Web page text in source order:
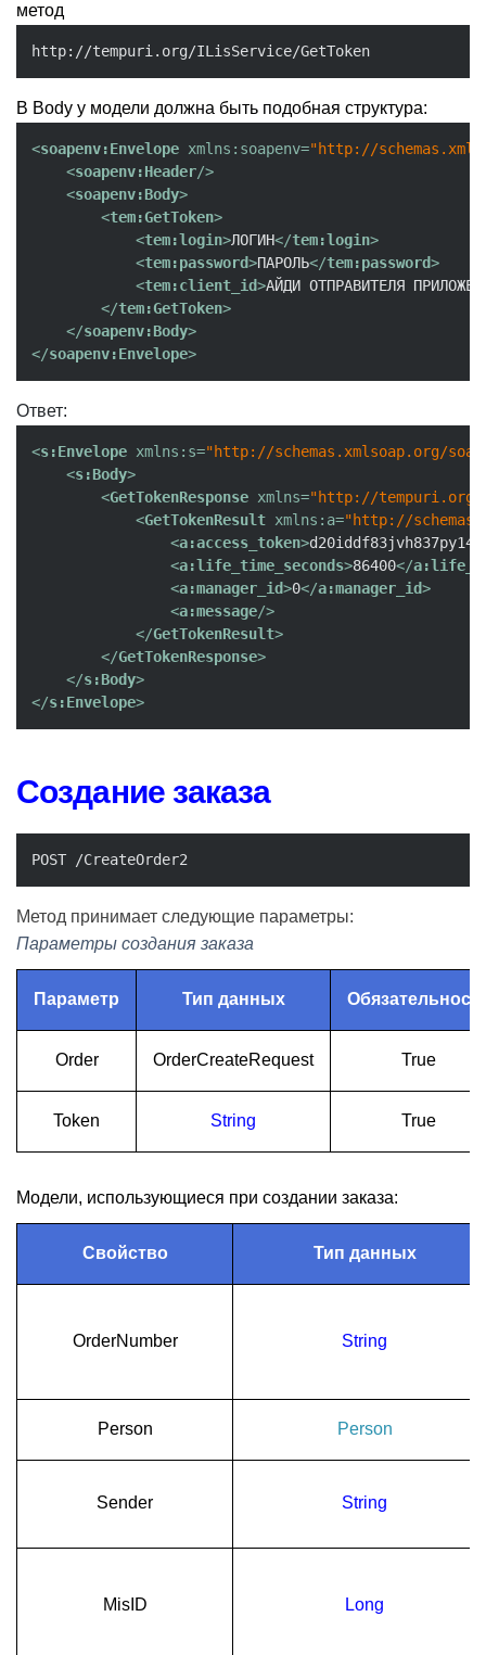
метод
http: //tempuri.org/ILisService/GetToken
В Body у модели должна быть подобная структура:
<soapenv:Envelope xmlns:soapenv="http://
<soapenv:Header/>
<soapenv:Body>
<tem:GetToken>
<tem:login>ЛОГИН</tem:login>
<tem:password>ПАРОЛЬ</tem:password>
<tem:client_id>АЙДИ ОТПРАВИТЕЛЯ
</tem:GetToken>
</soapenv:Body>
</soapenv:Envelope>
Ответ:
<s:Envelope xmlns:s="http://schemas.xmlsoap.org/
<s:Body>
<GetTokenResponse xmlns="http://
<GetTokenResult xmlns:a="http://
<a:access_token>d20iddf83jvh837py14t
<a:life_time_seconds>86400</
<a:manager_id>0</a:manager_id>
<a:message/>
</GetTokenResult>
</GetTokenResponse>
</s:Body>
</s:Envelope>
Создание заказа
POST /CreateOrder2
Метод принимает следующие параметры:
Параметры создания заказа
Параметр Тип данных
Order OrderCreateRequest True
Token String True
Модели, использующиеся при создании заказа:
Свойство Тип данных
OrderNumber String
Person Person
Sender String
MisID Long